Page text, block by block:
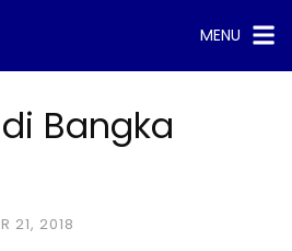
MENU
Bangka
21, 2018